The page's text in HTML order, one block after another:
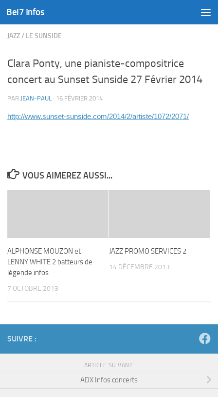
Skip to content
Bel7 Infos
JAZZ/ LE SUNSIDE
Clara Ponty, une pianiste-compositrice
concert au Sunset Sunside 27 Février 2014
PAR JEAN-PAUL · 16 FÉVRIER 2014
http://www.sunset-sunside.com/2014/2/artiste/1072/2071/
VOUS AIMEREZ AUSSI...
ALPHONSE MOUZON et
LENNY WHITE 2 batteurs de
légende infos
7 OCTOBRE 2013
JAZZ PROMO SERVICES 2
14 DÉCEMBRE 2013
SUIVRE :
ARTICLE SUIVANT
ADX Infos concerts